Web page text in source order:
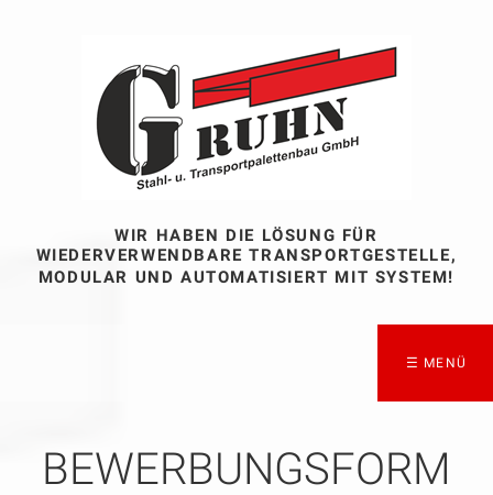
WIR HABEN DIE LÖSUNG FÜR
WIEDERVERWENDBARE TRANSPORTGESTELLE,
MODULAR UND AUTOMATISIERT MIT SYSTEM!
☰ MENÜ
BEWERBUNGSFORM